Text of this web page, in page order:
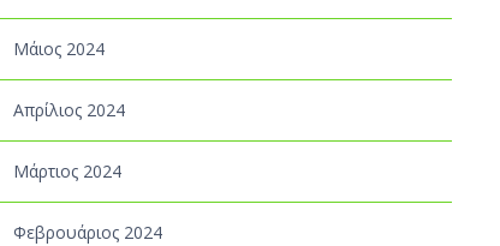
Μάιος 2024
Απρίλιος 2024
Μάρτιος 2024
Φεβρουάριος 2024